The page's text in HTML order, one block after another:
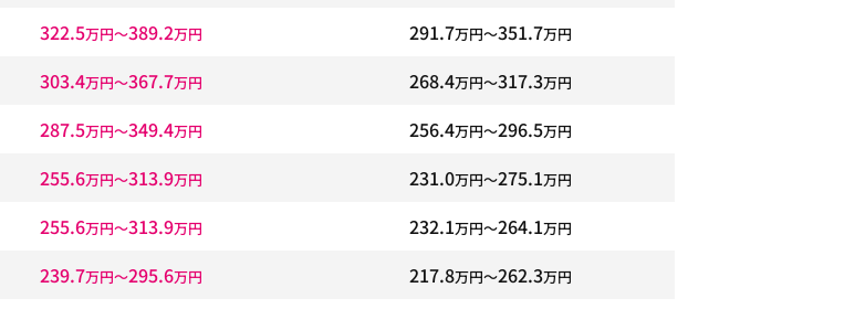
322.5万円〜389.2万円 291.7万円〜351.7万円
303.4万円〜367.7万円 268.4万円〜317.3万円
287.5万円〜349.4万円 256.4万円〜296.5万円
255.6万円〜313.9万円 231.0万円〜275.1万円
255.6万円〜313.9万円 232.1万円〜264.1万円
239.7万円〜295.6万円 217.8万円〜262.3万円